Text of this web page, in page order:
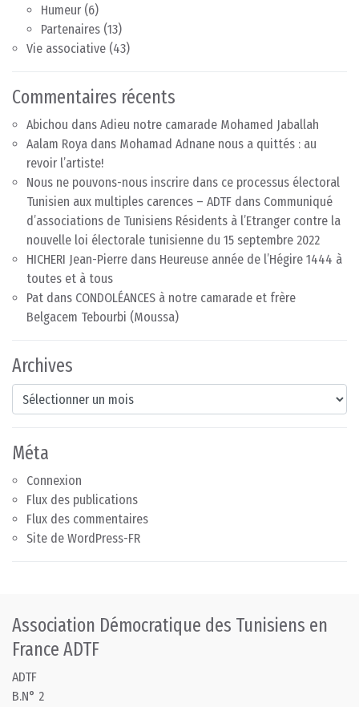
Humeur (6)
Partenaires (13)
Vie associative (43)
Commentaires récents
Abichou dans Adieu notre camarade Mohamed Jaballah
Aalam Roya dans Mohamad Adnane nous a quittés : au
revoir l’artiste!
Nous ne pouvons-nous inscrire dans ce processus électoral
Tunisien aux multiples carences – ADTF dans Communiqué
d’associations de Tunisiens Résidents à l’Etranger contre la
nouvelle loi électorale tunisienne du 15 septembre 2022
HICHERI Jean-Pierre dans Heureuse année de l’Hégire 1444 à
toutes et à tous
Pat dans CONDOLÉANCES à notre camarade et frère
Belgacem Tebourbi (Moussa)
Archives
Archives
Méta
Connexion
Flux des publications
Flux des commentaires
Site de WordPress-FR
Association Démocratique des Tunisiens en
France ADTF
ADTF
B.N° 2